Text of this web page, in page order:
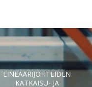
LINEAARIJOHTEIDEN
KATKAISU- JA